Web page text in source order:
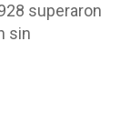
superaron
sin